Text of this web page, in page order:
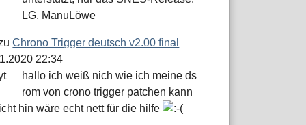
LG, ManuLöwe
Chrono Trigger deutsch v2.00 final
22:34
hallo ich weiß nich wie ich meine ds
rom von crono trigger patchen kann
hin wäre echt nett für die hilfe